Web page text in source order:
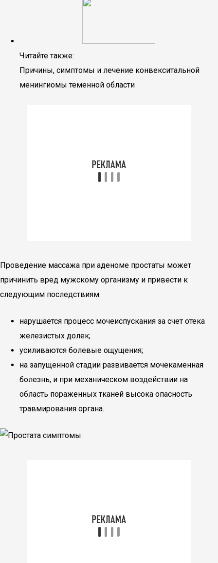
Читайте также:
Причины, симптомы и лечение конвекситальной
менингиомы теменной области
Проведение массажа при аденоме простаты может
причинить вред мужскому организму и привести к
следующим последствиям:
нарушается процесс мочеиспускания за счет отека
железистых долек;
усиливаются болевые ощущения;
на запущенной стадии развивается мочекаменная
болезнь, и при механическом воздействии на
область пораженных тканей высока опасность
травмирования органа.